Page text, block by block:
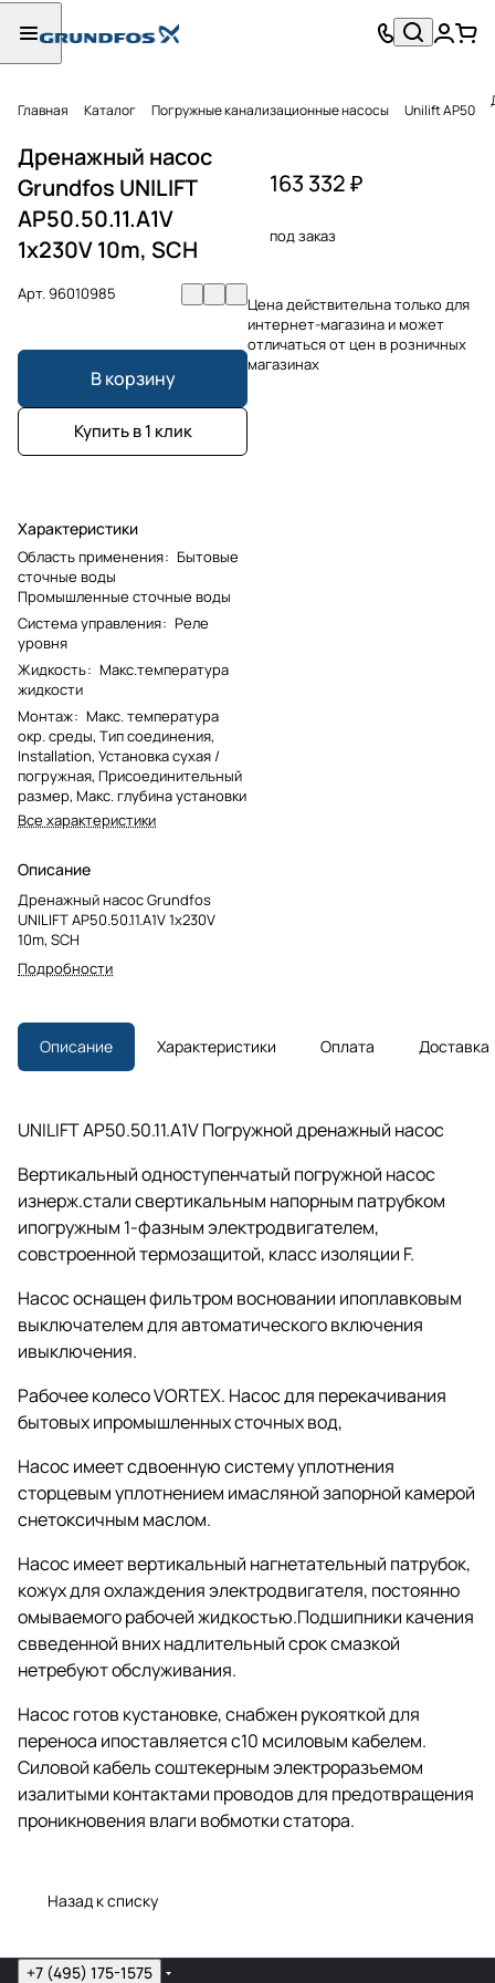
Главная Каталог Погружные канализационные насосы Unilift AP50
Дренажный насос
Grundfos UNILIFT
AP50.50.11.A1V
1x230V 10m, SCH
Арт.96010985
В корзину
Купить в 1 клик
Характеристики
Область применения: Бытовые
сточные воды
Промышленные сточные воды
Система управления: Реле
уровня
Жидкость: Макс.температура
жидкости
Монтаж: Макс. температура
окр. среды, Тип соединения,
Installation, Установка сухая /
погружная, Присоединительный
размер, Макс. глубина установки
Все характеристики
Описание
Дренажный насос Grundfos
UNILIFT AP50.50.11.A1V 1x230V
10m, SCH
Подробности
163 332 ₽
под заказ
Цена действительна только для
интернет-магазина и может
отличаться от цен в розничных
магазинах
Описание Характеристики Оплата Доставка
UNILIFT AP50.50.11.A1V Погружной дренажный насос
Вертикальный одноступенчатый погружной насос
изнерж.стали свертикальным напорным патрубком
ипогружным 1-фазным электродвигателем,
совстроенной термозащитой, класс изоляции F.
Насос оснащен фильтром восновании ипоплавковым
выключателем для автоматического включения
ивыключения.
Рабочее колесо VORTEX. Насос для перекачивания
бытовых ипромышленных сточных вод,
Насос имеет сдвоенную систему уплотнения
сторцевым уплотнением имасляной запорной камерой
снетоксичным маслом.
Насос имеет вертикальный нагнетательный патрубок,
кожух для охлаждения электродвигателя, постоянно
омываемого рабочей жидкостью.Подшипники качения
свведенной вних надлительный срок смазкой
нетребуют обслуживания.
Насос готов кустановке, снабжен рукояткой для
переноса ипоставляется с10 мсиловым кабелем.
Силовой кабель соштекерным электроразъемом
изалитыми контактами проводов для предотвращения
проникновения влаги вобмотки статора.
Назад к списку
+7 (495) 175-1575